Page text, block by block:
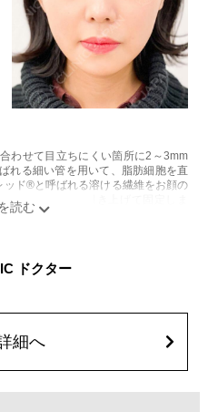
わせて目立ちにくい箇所に2～3mm
れる細い管を用いて、脂肪細胞を直
ド®と呼ばれる溶ける繊維をお顔の
膚を内側から引き上げて固定しま
ざいます。また、稀に貧血、細菌感
ぼこつき、硬結、瘢痕化、色素沈
円(税込)
ドクター
細へ